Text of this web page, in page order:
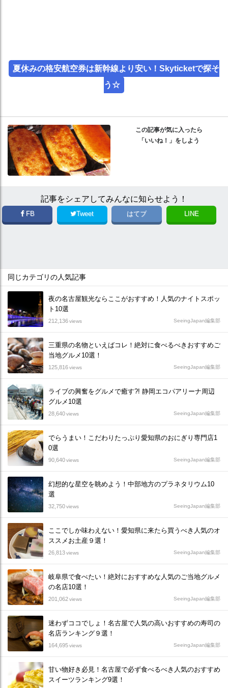
夏休みの格安航空券は新幹線より安い！Skyticketで探そ
う☆
この記事が気に入ったら
「いいね！」をしよう
記事をシェアしてみんなに知らせよう！
FB Tweet はてブ LINE
同じカテゴリの人気記事
夜の名古屋観光ならここがおすすめ！人気のナイトスポッ
ト10選
212,136views SeeingJapan編集部
三重県の名物といえばコレ！絶対に食べるべきおすすめご
当地グルメ10選！
125,816views SeeingJapan編集部
ライブの興奮をグルメで癒す?! 静岡エコパアリーナ周辺
グルメ10選
28,640views SeeingJapan編集部
でらうまい！こだわりたっぷり愛知県のおにぎり専門店1
0選
90,640views SeeingJapan編集部
幻想的な星空を眺めよう！中部地方のプラネタリウム10
選
32,750views SeeingJapan編集部
ここでしか味わえない！愛知県に来たら買うべき人気のオ
ススメお土産９選！
26,813views SeeingJapan編集部
岐阜県で食べたい！絶対におすすめな人気のご当地グルメ
の名店10選！
201,062views SeeingJapan編集部
迷わずココでしょ！名古屋で人気の高いおすすめの寿司の
名店ランキング９選！
164,695views SeeingJapan編集部
甘い物好き必見！名古屋で必ず食べるべき人気のおすすめ
スイーツランキング9選！